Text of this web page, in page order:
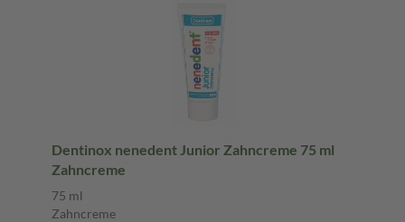
Dentinox nenedent Junior Zahncreme 75 ml
Zahncreme
75 ml
Zahncreme